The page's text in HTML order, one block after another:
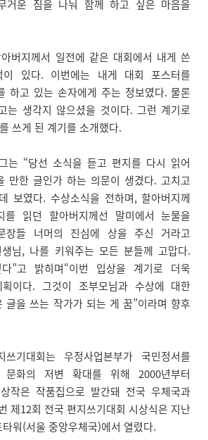
거운 짐을 나눠 함께 하고 싶은 마음을
버지께서 일전에 같은 대회에서 내게 쓴
이 있다. 이번에는 내게 대회 포스터를
하고 있는 손자에게 주는 정보였다. 물론
는 생각지 않으셨을 것이다. 그런 계기로
쓰게 된 계기를 소개했다.
는 “당선 소식을 듣고 편지를 다시 읽어
만한 글인가 하는 의문이 생겼다. 고치고
보였다. 수상소식을 전하며, 할아버지께
를 읽던 할아버지께선 말미에서 눈물을
장들 너머의 진심에 상을 주신 거라고
님, 나를 키워주는 모든 분들께 고맙다.
”고 밝히며“이번 입상을 계기로 더욱
이다. 그것이 조부모님과 수상에 대한
글을 쓰는 작가가 되는 게 꿈”이라며 향후
기대회는 우정사업본부가 국민정서를
문화의 저변 확대를 위해 2000년부터
작은 작품집으로 발간돼 전국 우체국과
제12회 전국 편지쓰기대회 시상식은 지난
워(서울 중앙우체국)에서 열렸다.